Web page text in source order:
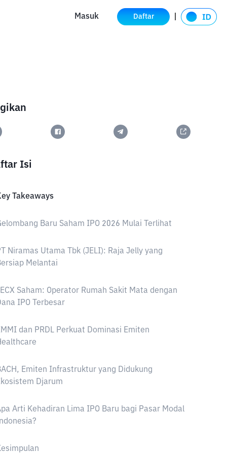
Masuk Daftar
Isi
Takeaways
Baru Saham IPO 2026 Mulai Terlihat
Niramas Utama Tbk (JELI): Raja Jelly yang
Melantai
Saham: Operator Rumah Sakit Mata dengan
IPO Terbesar
dan PRDL Perkuat Dominasi Emiten
Emiten Infrastruktur yang Didukung
Djarum
Arti Kehadiran Lima IPO Baru bagi Pasar Modal